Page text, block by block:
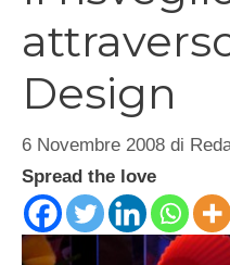
Design
6 Novembre 2008 di
Spread the love